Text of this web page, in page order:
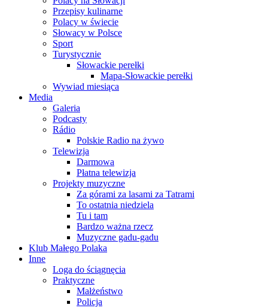
Przepisy kulinarne
Polacy w świecie
Słowacy w Polsce
Sport
Turystycznie
Słowackie perełki
Mapa-Słowackie perełki
Wywiad miesiąca
Media
Galeria
Podcasty
Rádio
Polskie Radio na żywo
Telewizja
Darmowa
Płatna telewizja
Projekty muzyczne
Za górami za lasami za Tatrami
To ostatnia niedziela
Tu i tam
Bardzo ważna rzecz
Muzyczne gadu-gadu
Klub Małego Polaka
Inne
Loga do ściągnęcia
Praktyczne
Małżeństwo
Policja